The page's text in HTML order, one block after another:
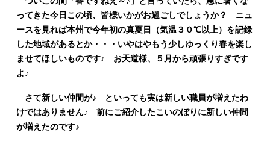
ってきた今日この頃、皆様いかがお過ごしでしょうか？ ニュ
ースを見れば本州で今年初の真夏日（気温３０℃以上）を記録
した地域があるとか・・・いやはやもう少しゆっくり春を楽し
ませてほしいものです♪ お天道様、５月から頑張りすぎです
よ♪
さて新しい仲間が♪ といっても実は新しい職員が増えたわ
けではありません♪ 前にご紹介したこいのぼりに新しい仲間
が増えたのです♪